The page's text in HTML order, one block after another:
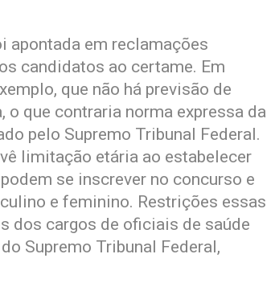
apontada em reclamações
candidatos ao certame. Em
que não há previsão de
o que contraria norma expressa da
pelo Supremo Tribunal Federal.
limitação etária ao estabelecer
se inscrever no concurso e
e feminino. Restrições essas
dos cargos de oficiais de saúde
Supremo Tribunal Federal,